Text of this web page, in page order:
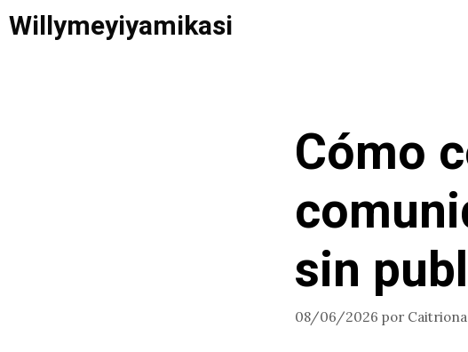
Saltar
Willymeyiyamikasi
Cómo
sin
08/06/2026 por Caitriona